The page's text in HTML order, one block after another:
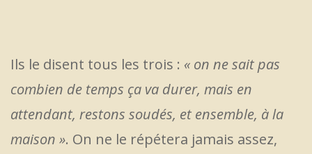
Ils le disent tous les trois : « on ne sait pas
combien de temps ça va durer, mais en
attendant, restons soudés, et ensemble, à la
maison ». On ne le répétera jamais assez,